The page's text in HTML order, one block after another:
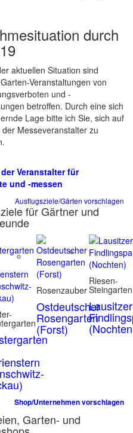
durch
aktuellen Situation sind
Veranstaltungen von
und -
betroffen. Durch eine sich
Lage bitte ich Sie, sich auf
Messeveranstalter zu
Veranstalter für
und -messen
Ausflugsziele/Gärten vorschlagen
für Gärtner und
Rosenzauber
Ostdeutscher
Rosengarten
(Forst)
Riesen-
Steingarten
Lausitzer
Shop/Unternehmen vorschlagen
Garten- und